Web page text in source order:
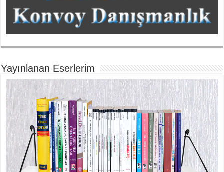
Yayınlanan Eserlerim